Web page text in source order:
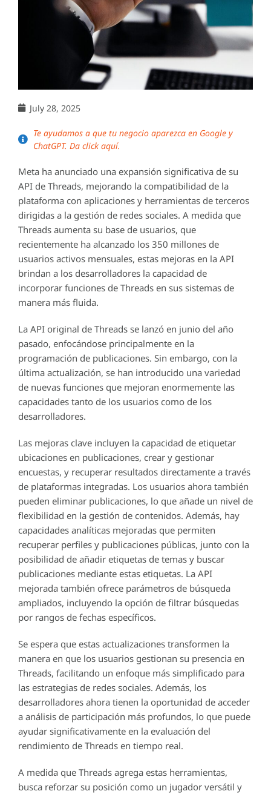
July 28, 2025
Te ayudamos a que tu negocio aparezca en Google y
ChatGPT. Da click aquí.
Meta ha anunciado una expansión significativa de su
API de Threads, mejorando la compatibilidad de la
plataforma con aplicaciones y herramientas de terceros
dirigidas a la gestión de redes sociales. A medida que
Threads aumenta su base de usuarios, que
recientemente ha alcanzado los 350 millones de
usuarios activos mensuales, estas mejoras en la API
brindan a los desarrolladores la capacidad de
incorporar funciones de Threads en sus sistemas de
manera más fluida.
La API original de Threads se lanzó en junio del año
pasado, enfocándose principalmente en la
programación de publicaciones. Sin embargo, con la
última actualización, se han introducido una variedad
de nuevas funciones que mejoran enormemente las
capacidades tanto de los usuarios como de los
desarrolladores.
Las mejoras clave incluyen la capacidad de etiquetar
ubicaciones en publicaciones, crear y gestionar
encuestas, y recuperar resultados directamente a través
de plataformas integradas. Los usuarios ahora también
pueden eliminar publicaciones, lo que añade un nivel de
flexibilidad en la gestión de contenidos. Además, hay
capacidades analíticas mejoradas que permiten
recuperar perfiles y publicaciones públicas, junto con la
posibilidad de añadir etiquetas de temas y buscar
publicaciones mediante estas etiquetas. La API
mejorada también ofrece parámetros de búsqueda
ampliados, incluyendo la opción de filtrar búsquedas
por rangos de fechas específicos.
Se espera que estas actualizaciones transformen la
manera en que los usuarios gestionan su presencia en
Threads, facilitando un enfoque más simplificado para
las estrategias de redes sociales. Además, los
desarrolladores ahora tienen la oportunidad de acceder
a análisis de participación más profundos, lo que puede
ayudar significativamente en la evaluación del
rendimiento de Threads en tiempo real.
A medida que Threads agrega estas herramientas,
busca reforzar su posición como un jugador versátil y